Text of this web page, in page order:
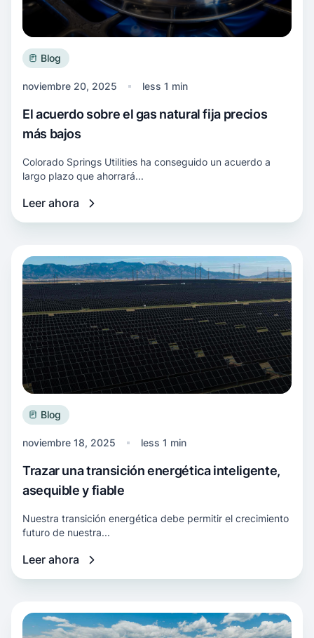
Blog
noviembre 20, 2025 less 1 min
El acuerdo sobre el gas natural fija precios
más bajos
Colorado Springs Utilities ha conseguido un acuerdo a
largo plazo que ahorrará...
Leer ahora
Blog
noviembre 18, 2025 less 1 min
Trazar una transición energética inteligente,
asequible y fiable
Nuestra transición energética debe permitir el crecimiento
futuro de nuestra...
Leer ahora
Más información Trazar una transición
Más información Última oportunidad para